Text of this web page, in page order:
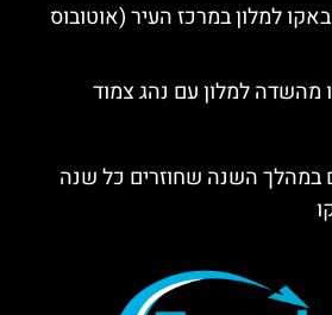
למלון במרכז העיר (אוטובוס
למלון עם נהג צמוד
במהלך השנה שחוזרים כל שנה